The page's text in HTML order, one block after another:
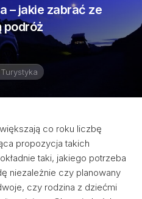
– jakie zabrać ze
podróż
co roku liczbę
propozycja takich
taki, jakiego potrzeba
niezależnie czy planowany
czy rodzina z dziećmi